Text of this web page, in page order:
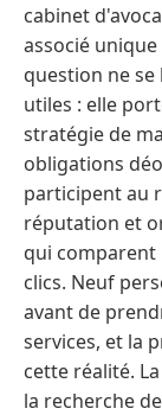
cabinet
associé
question ne
utiles : elle
stratégie de
obligations
participent au
réputation et
qui comparent
clics. Neuf
avant de
services, et la
cette réalité.
la recherche